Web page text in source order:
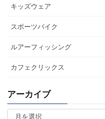
キッズウェア
スポーツバイク
ルアーフィッシング
カフェクリックス
アーカイブ
ア